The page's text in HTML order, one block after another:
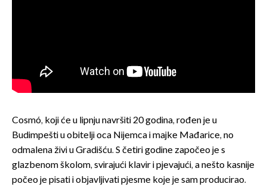
Cosmó, koji će u lipnju navršiti 20 godina, rođen je u
Budimpešti u obitelji oca Nijemca i majke Mađarice, no
odmalena živi u Gradišću. S četiri godine započeo je s
glazbenom školom, svirajući klavir i pjevajući, a nešto kasnije
počeo je pisati i objavljivati pjesme koje je sam producirao.